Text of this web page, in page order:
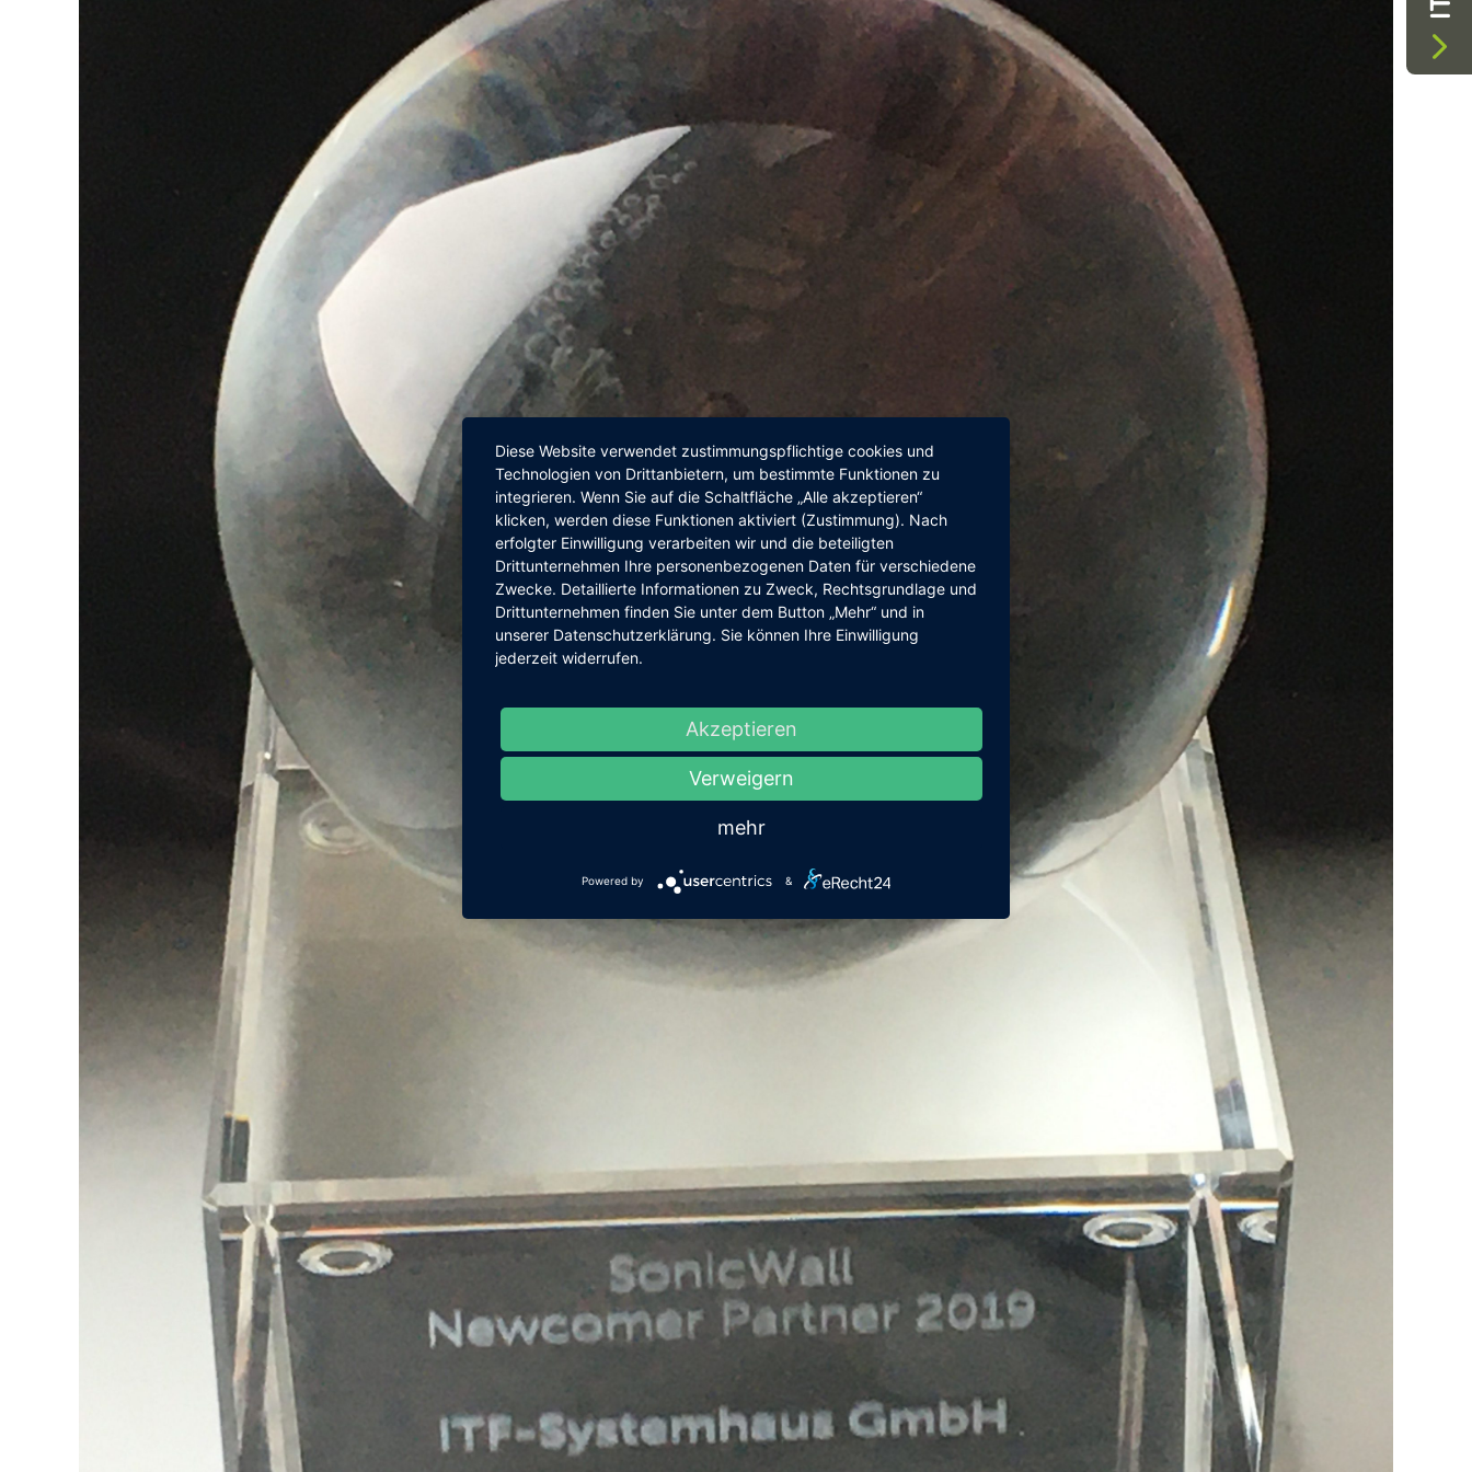
Diese Website verwendet zustimmungspflichtige cookies und
Technologien von Drittanbietern, um bestimmte Funktionen zu
integrieren. Wenn Sie auf die Schaltfläche „Alle akzeptieren“
klicken, werden diese Funktionen aktiviert (Zustimmung). Nach
erfolgter Einwilligung verarbeiten wir und die beteiligten
Drittunternehmen Ihre personenbezogenen Daten für verschiedene
Zwecke. Detaillierte Informationen zu Zweck, Rechtsgrundlage und
Drittunternehmen finden Sie unter dem Button „Mehr“ und in
unserer Datenschutzerklärung. Sie können Ihre Einwilligung
jederzeit widerrufen.
Akzeptieren
Verweigern
mehr
Powered by &